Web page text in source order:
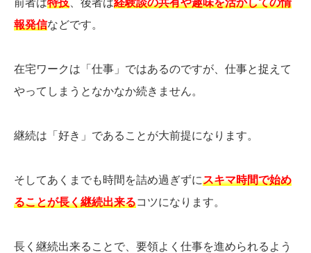
報発信などです。
在宅ワークは「仕事」ではあるのですが、仕事と捉えて
やってしまうとなかなか続きません。
継続は「好き」であることが大前提になります。
そしてあくまでも時間を詰め過ぎずにスキマ時間で始め
ることが長く継続出来るコツになります。
長く継続出来ることで、要領よく仕事を進められるよう